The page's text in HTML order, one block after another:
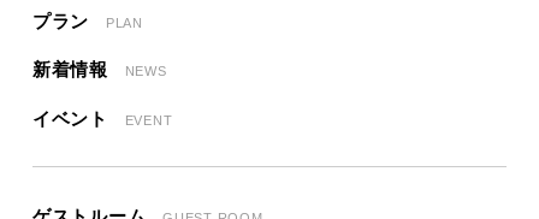
プラン PLAN
新着情報 NEWS
イベント EVENT